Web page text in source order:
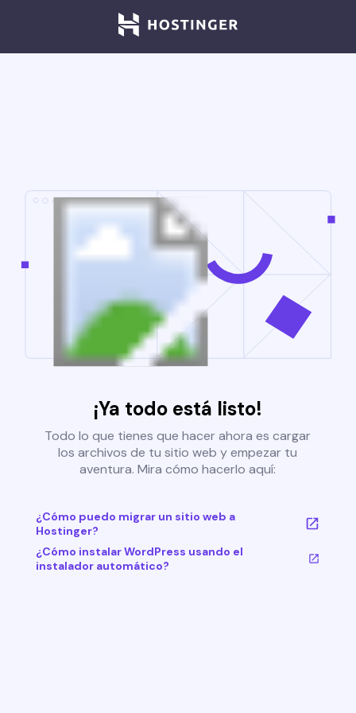
¡Ya todo está listo!
Todo lo que tienes que hacer ahora es cargar
los archivos de tu sitio web y empezar tu
aventura. Mira cómo hacerlo aquí:
¿Cómo puedo migrar un sitio web a
Hostinger?
¿Cómo instalar WordPress usando el
instalador automático?